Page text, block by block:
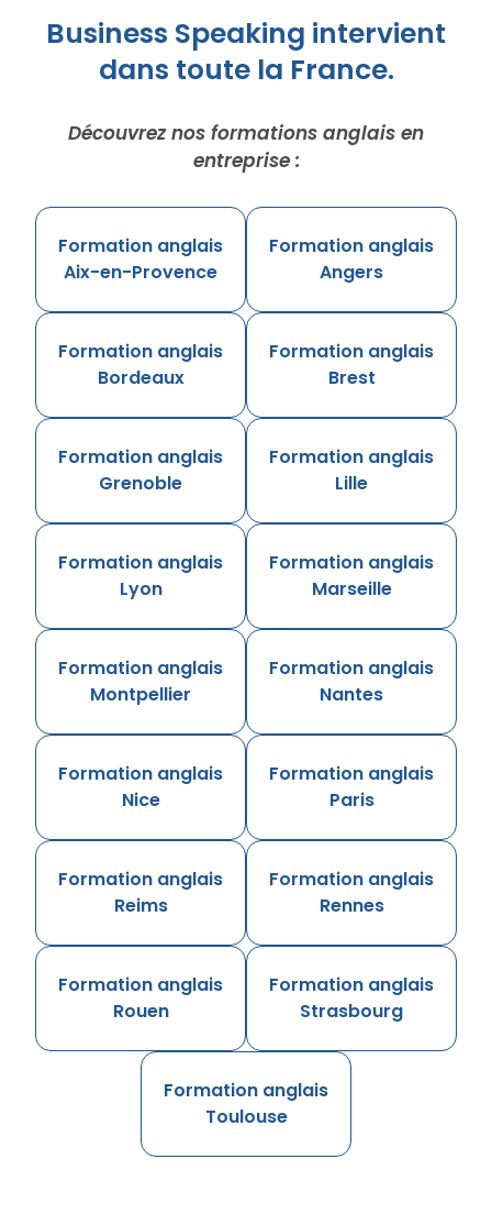
Business Speaking intervient
dans toute la France.
Découvrez nos formations anglais en
entreprise :
Formation anglais
Aix-en-Provence
Formation anglais
Angers
Formation anglais
Bordeaux
Formation anglais
Brest
Formation anglais
Grenoble
Formation anglais
Lille
Formation anglais
Lyon
Formation anglais
Marseille
Formation anglais
Montpellier
Formation anglais
Nantes
Formation anglais
Nice
Formation anglais
Paris
Formation anglais
Reims
Formation anglais
Rennes
Formation anglais
Rouen
Formation anglais
Strasbourg
Formation anglais
Toulouse